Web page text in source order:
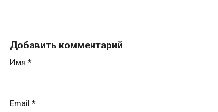
Добавить комментарий
Имя *
Email *